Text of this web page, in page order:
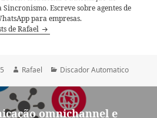
Escreve sobre agentes de
para empresas.
de Rafael
Autor
Rafael Categorias
Discador Automatico
omnichannel e